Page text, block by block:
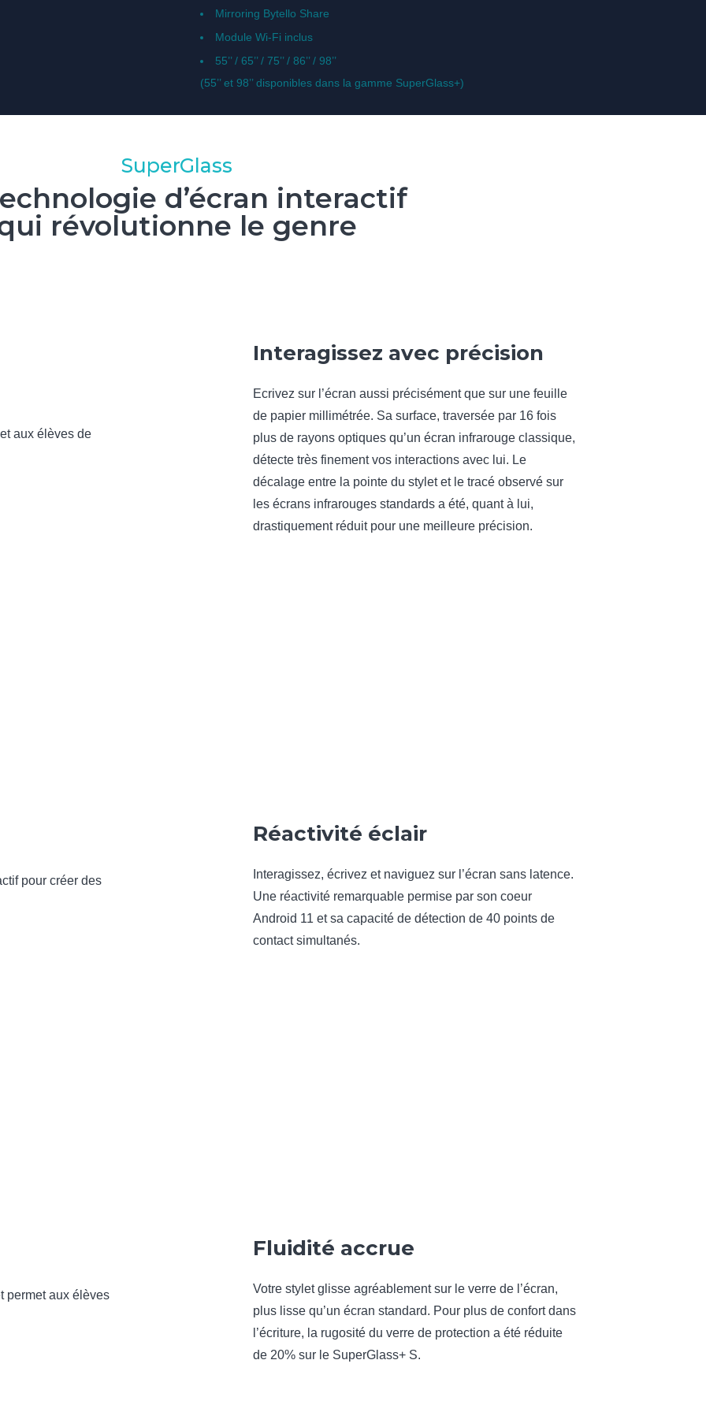
Mirroring Bytello Share
Module Wi-Fi inclus
55’’ / 65’’ / 75’’ / 86’’ / 98’’
(55’’ et 98’’ disponibles dans la gamme SuperGlass+)
SuperGlass
d’écran interactif
révolutionne le genre
Interagissez avec précision
Ecrivez sur l’écran aussi précisément que sur une feuille
de papier millimétrée. Sa surface, traversée par 16 fois
plus de rayons optiques qu’un écran infrarouge classique,
détecte très finement vos interactions avec lui. Le
décalage entre la pointe du stylet et le tracé observé sur
les écrans infrarouges standards a été, quant à lui,
drastiquement réduit pour une meilleure précision.
Réactivité éclair
Interagissez, écrivez et naviguez sur l’écran sans latence.
Une réactivité remarquable permise par son coeur
Android 11 et sa capacité de détection de 40 points de
contact simultanés.
Fluidité accrue
Votre stylet glisse agréablement sur le verre de l’écran,
plus lisse qu’un écran standard. Pour plus de confort dans
l’écriture, la rugosité du verre de protection a été réduite
de 20% sur le SuperGlass+ S.